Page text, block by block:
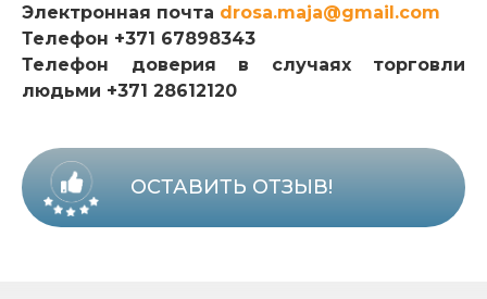
Электронная почта drosa.maja@gmail.com
Телефон +371 67898343
Телефон доверия в случаях торговли
людьми +371 28612120
ОСТАВИТЬ ОТЗЫВ!